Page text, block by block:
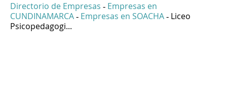
Directorio de Empresas - Empresas en
CUNDINAMARCA - Empresas en SOACHA - Liceo
Psicopedagogi...